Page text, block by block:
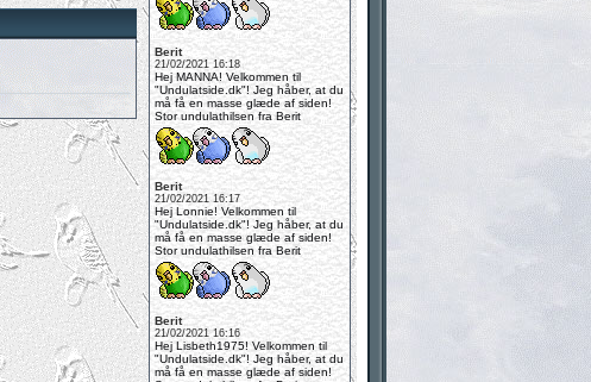
Berit
21/02/2021 16:18
Hej MANNA! Velkommen til
"Undulatside.dk"! Jeg håber, at du
må få en masse glæde af siden!
Stor undulathilsen fra Berit
Berit
21/02/2021 16:17
Hej Lonnie! Velkommen til
"Undulatside.dk"! Jeg håber, at du
må få en masse glæde af siden!
Stor undulathilsen fra Berit
Berit
21/02/2021 16:16
Hej Lisbeth1975! Velkommen til
"Undulatside.dk"! Jeg håber, at du
må få en masse glæde af siden!